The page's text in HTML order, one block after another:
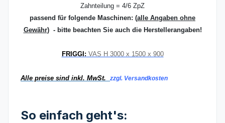
Zahnteilung = 4/6 ZpZ
passend für folgende Maschinen: (alle Angaben ohne
Gewähr) - bitte beachten Sie auch die Herstellerangaben!
FRIGGI: VAS H 3000 x 1500 x 900
Alle preise sind inkl. MwSt. zzgl. Versandkosten
So einfach geht's: